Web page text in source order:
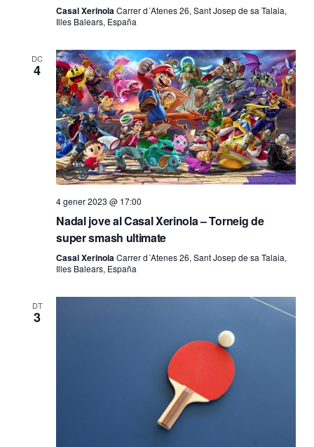
Casal XerinolaCarrer d´Atenes 26, Sant Josep de sa Talaia,
Illes Balears, España
DC
4
4 gener 2023 @ 17:00
Nadal jove al Casal Xerinola – Torneig de
super smash ultimate
Casal XerinolaCarrer d´Atenes 26, Sant Josep de sa Talaia,
Illes Balears, España
DT
3